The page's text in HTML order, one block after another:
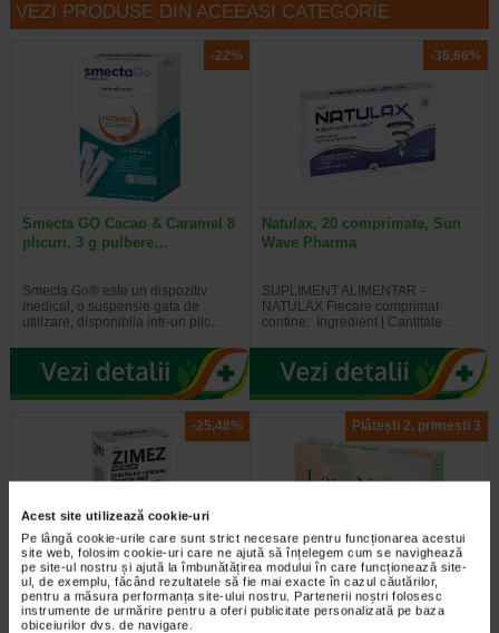
Acest site utilizează cookie-uri
Pe lângă cookie-urile care sunt strict necesare pentru funcționarea acestui
site web, folosim cookie-uri care ne ajută să înțelegem cum se navighează
pe site-ul nostru și ajută la îmbunătățirea modului în care funcționează site-
ul, de exemplu, făcând rezultatele să fie mai exacte în cazul căutărilor,
pentru a măsura performanța site-ului nostru. Partenerii noștri folosesc
instrumente de urmărire pentru a oferi publicitate personalizată pe baza
obiceiurilor dvs. de navigare.
VEZI PRODUSE DIN ACEEASI CATEGORIE
-22%
Smecta GO Cacao & Caramel 8
plicuri, 3 g pulbere…
Smecta Go® este un dispozitiv
medical, o suspensie gata de
utilizare, disponibila intr-un plic…
-36,66%
Natulax, 20 comprimate, Sun
Wave Pharma
SUPLIMENT ALIMENTAR -
NATULAX Fiecare comprimat
contine: Ingredient | Cantitate …
-25,48%
Zimez carbune, 5 plicuri, Sun
Wave Pharma
Plătești 2, primești 3
LaxaNatur N, 20 comprimate
filmate, Naturalis